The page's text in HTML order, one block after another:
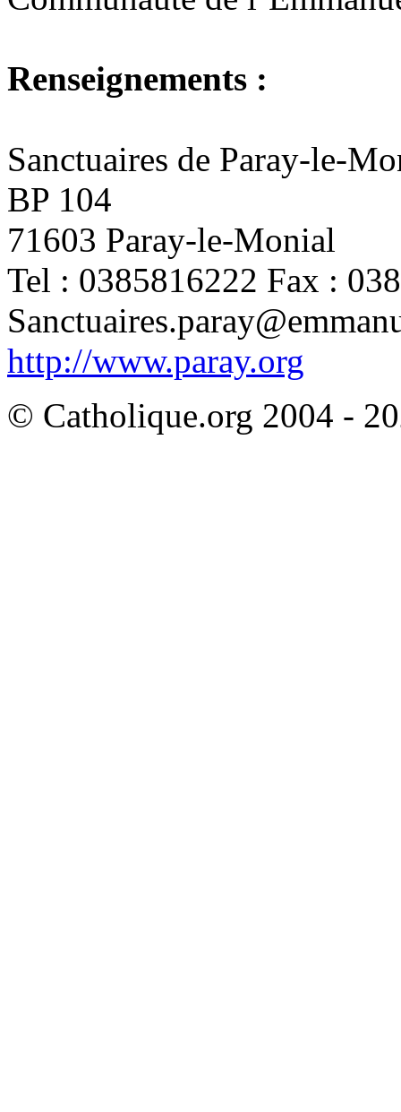
Renseignements :
Sanctuaires de Paray-le-
BP 104
71603 Paray-le-Monial
Tel : 0385816222 Fax :
http://www.paray.org
© Catholique.org 2004 -